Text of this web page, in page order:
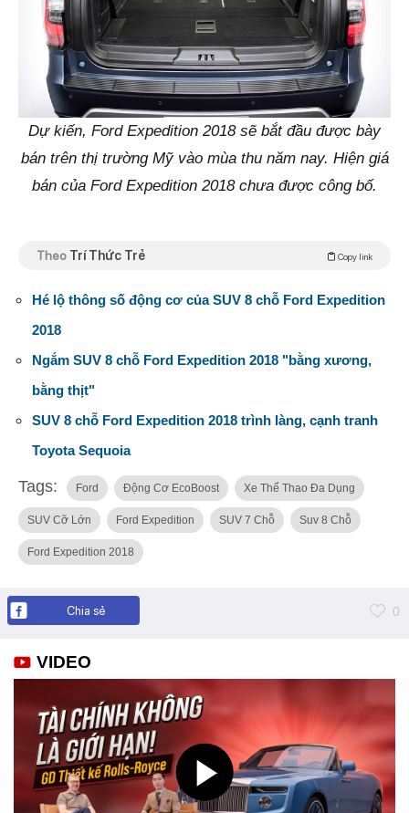
Dự kiến, Ford Expedition 2018 sẽ bắt đầu được bày
bán trên thị trường Mỹ vào mùa thu năm nay. Hiện giá
bán của Ford Expedition 2018 chưa được công bố.
Theo Trí Thức Trẻ Copy link
Hé lộ thông số động cơ của SUV 8 chỗ Ford Expedition
2018
Ngắm SUV 8 chỗ Ford Expedition 2018 "bằng xương,
bằng thịt"
SUV 8 chỗ Ford Expedition 2018 trình làng, cạnh tranh
Toyota Sequoia
Tags: Ford Động Cơ EcoBoost Xe Thể Thao Đa Dụng
SUV Cỡ Lớn Ford Expedition SUV 7 Chỗ Suv 8 Chỗ
Ford Expedition 2018
Chia sẻ 0
VIDEO